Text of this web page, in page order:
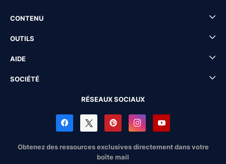
CONTENU
OUTILS
AIDE
SOCIÉTÉ
RÉSEAUX SOCIAUX
Obtenez des ressources exclusives directement dans votre
boîte mail